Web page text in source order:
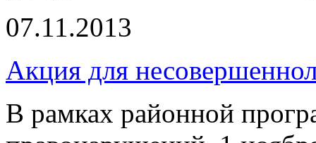
07.11.2013
Акция для
В рамках районной